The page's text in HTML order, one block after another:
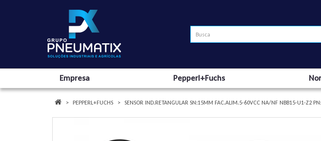
Empresa Pepperl+Fuchs
PEPPERL+FUCHS SENSOR IND.RETANGULAR SN:15MM FAC.ALIM.5-60VCC NA/NF NBB15-U1-Z2